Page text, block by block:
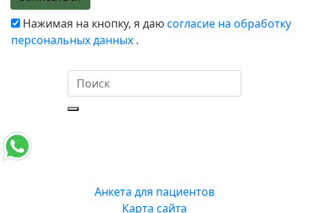
Нажимая на кнопку, я даюсогласие на обработку
персональных данных .
Анкета для пациентов
Карта сайта